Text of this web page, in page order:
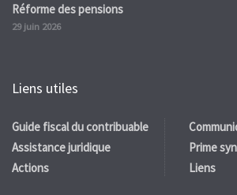
Réforme des pensions
29 juin 2026
Liens utiles
Guide fiscal du contribuable
Assistance juridique
Actions
Prime
Liens